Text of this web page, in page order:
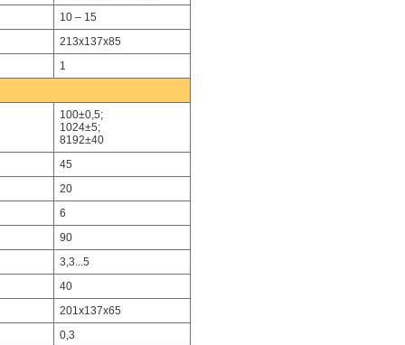
10 – 15
213х137х85
1
100±0,5;
1024±5;
8192±40
45
20
6
90
3,3...5
40
201x137x65
0,3